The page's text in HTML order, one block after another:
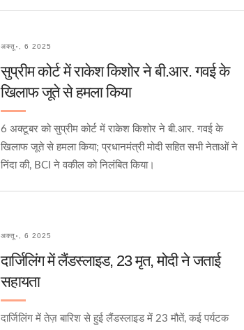
अक्तू॰, 6 2025
सुप्रीम कोर्ट में राकेश किशोर ने बी.आर. गवई के
खिलाफ जूते से हमला किया
6 अक्टूबर को सुप्रीम कोर्ट में राकेश किशोर ने बी.आर. गवई के
खिलाफ जूते से हमला किया; प्रधानमंत्री मोदी सहित सभी नेताओं ने
निंदा की, BCI ने वकील को निलंबित किया।
अक्तू॰, 6 2025
दार्जिलिंग में लैंडस्लाइड, 23 मृत, मोदी ने जताई
सहायता
दार्जिलिंग में तेज़ बारिश से हुई लैंडस्लाइड में 23 मौतें, कई पर्यटक